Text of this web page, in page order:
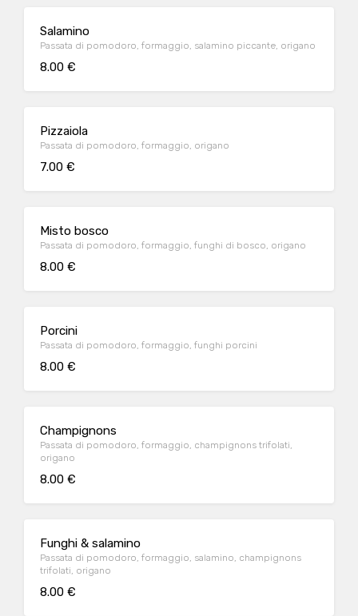
Salamino
Passata di pomodoro, formaggio, salamino piccante, origano
8.00 €
Pizzaiola
Passata di pomodoro, formaggio, origano
7.00 €
Misto bosco
Passata di pomodoro, formaggio, funghi di bosco, origano
8.00 €
Porcini
Passata di pomodoro, formaggio, funghi porcini
8.00 €
Champignons
Passata di pomodoro, formaggio, champignons trifolati,
origano
8.00 €
Funghi & salamino
Passata di pomodoro, formaggio, salamino, champignons
trifolati, origano
8.00 €